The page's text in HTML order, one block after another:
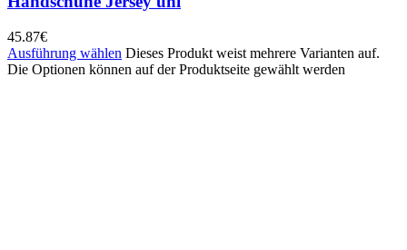
45.87€
Ausführung wählen Dieses Produkt weist mehrere Varianten auf.
Die Optionen können auf der Produktseite gewählt werden